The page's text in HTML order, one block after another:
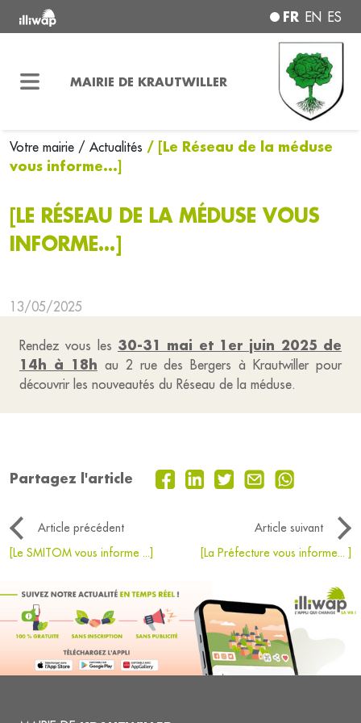
FR EN ES
MAIRIE DE KRAUTWILLER
Votre mairie / Actualités / [Le Réseau de la méduse
vous informe...]
[LE RÉSEAU DE LA MÉDUSE VOUS
INFORME...]
13/05/2025
Rendez vous les 30-31 mai et 1er juin 2025 de
14h à 18h au 2 rue des Bergers à Krautwiller pour
découvrir les nouveautés du Réseau de la méduse.
Partagez l'article
Article précédent
Article suivant
[Le SMITOM vous informe ...]
[La Préfecture vous informe... ]